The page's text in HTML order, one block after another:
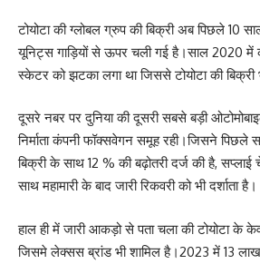
टोयोटा की ग्लोबल ग्रुप की बिक्री अब पिछले 10
यूनिट्स गाड़ियों से ऊपर चली गई है।साल 2020 में
स्केटर को झटका लगा था जिससे टोयोटा की बिक्री
दूसरे नबर पर दुनिया की दूसरी सबसे बड़ी
निर्माता कंपनी फॉक्सवेगन समूह रही।जिसने पिछले
बिक्री के साथ 12 % की बढ़ोतरी दर्ज की है, सप्लाई
साथ महामारी के बाद जारी रिकवरी को भी दर्शाता है।
हाल ही में जारी आकड़ो से पता चला की टोयोटा के
जिसमे लेक्सस ब्रांड भी शामिल है।2023 में 13 लाख